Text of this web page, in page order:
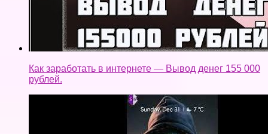
Как заработать в интернете — Вывод денег 155 000
рублей.